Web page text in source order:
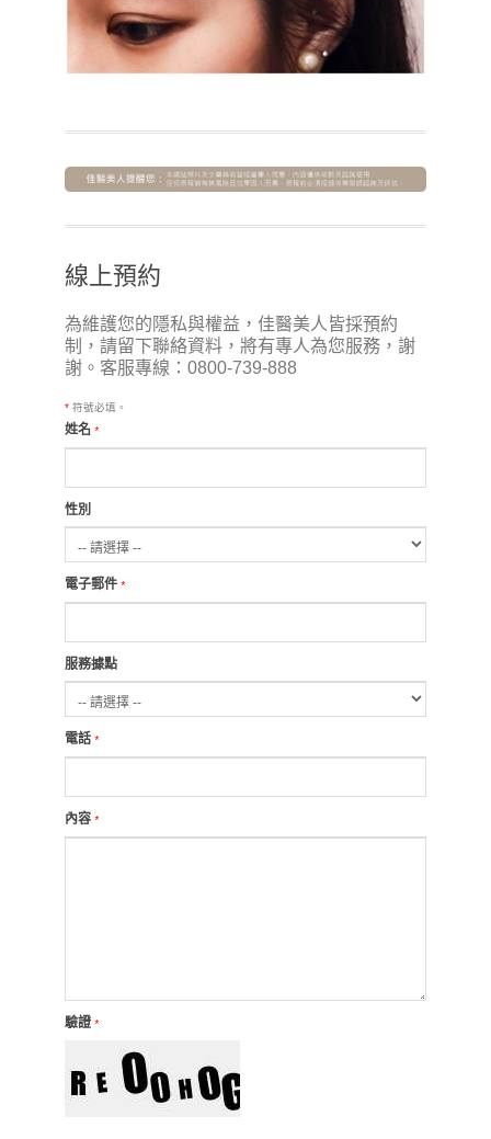
線上預約
為維護您的隱私與權益，佳醫美人皆採預約
制，請留下聯絡資料，將有專人為您服務，謝
謝。客服專線：0800-739-888
* 符號必填。
姓名 *
性別
電子郵件 *
服務據點
電話 *
內容 *
驗證 *